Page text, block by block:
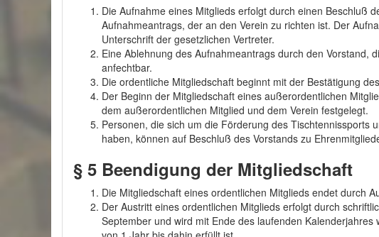
Die Aufnahme eines Mitglieds erfolgt durch einen Beschluß
Aufnahmeantrags, der an den Verein zu richten ist. Der
Unterschrift der gesetzlichen Vertreter.
Eine Ablehnung des Aufnahmeantrags durch den Vorstand,
anfechtbar.
Die ordentliche Mitgliedschaft beginnt mit der Bestätigung
Der Beginn der Mitgliedschaft eines außerordentlichen
dem außerordentlichen Mitglied und dem Verein festgelegt.
Personen, die sich um die Förderung des Tischtennissports
haben, können auf Beschluß des Vorstands zu
§ 5 Beendigung der Mitgliedschaft
Die Mitgliedschaft eines ordentlichen Mitglieds endet durch
Der Austritt eines ordentlichen Mitglieds erfolgt durch
September und wird mit Ende des laufenden